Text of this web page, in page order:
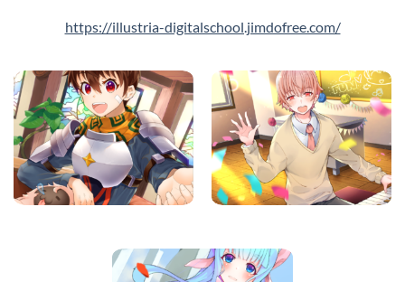
https://illustria-digitalschool.jimdofree.com/